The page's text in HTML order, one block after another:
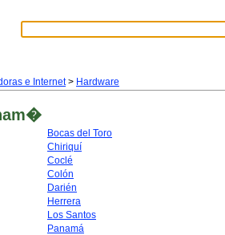
e Internet> Hardware
Bocas del Toro
Chiriquí
Coclé
Colón
Darién
Herrera
Los Santos
Panamá